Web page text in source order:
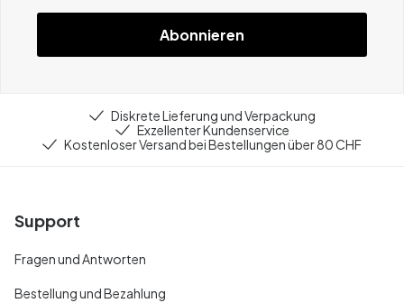
Abonnieren
Diskrete Lieferung und Verpackung
Exzellenter Kundenservice
Kostenloser Versand bei Bestellungen über 80 CHF
Support
Fragen und Antworten
Bestellung und Bezahlung